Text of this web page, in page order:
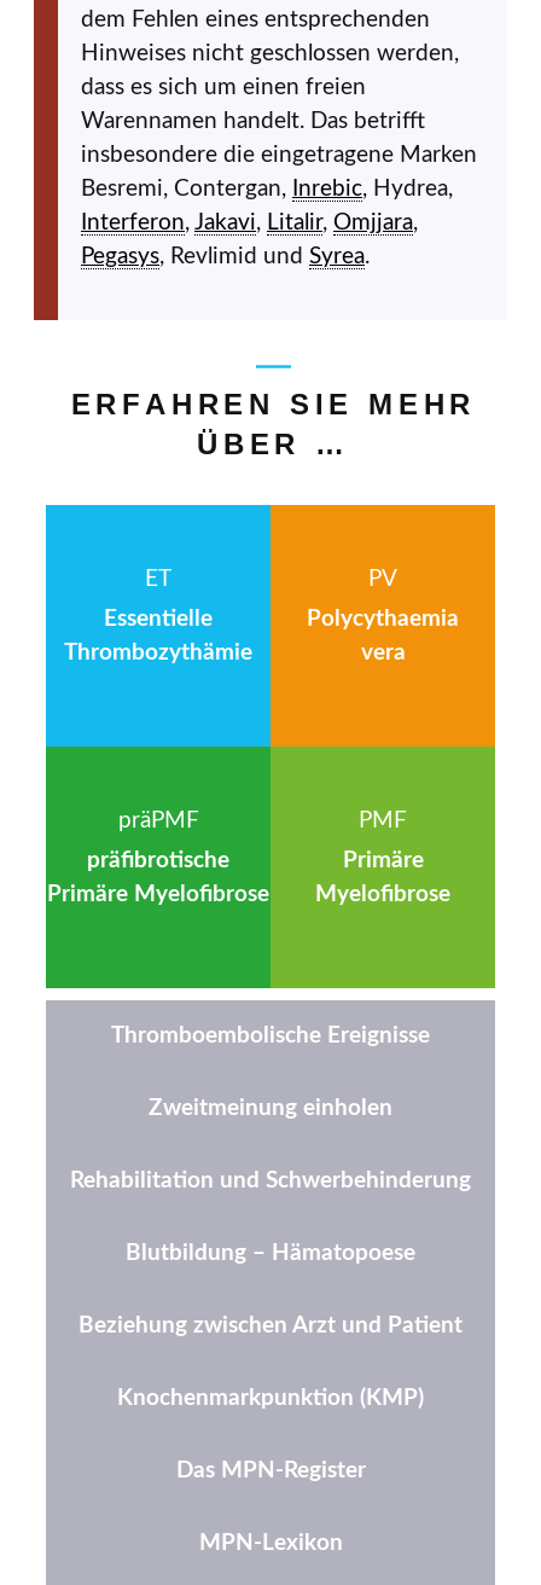
dem Fehlen eines entsprechenden
Hinweises nicht geschlossen werden,
dass es sich um einen freien
Warennamen handelt. Das betrifft
insbesondere die eingetragene Marken
Besremi, Contergan, Inrebic, Hydrea,
Interferon, Jakavi, Litalir, Omjjara,
Pegasys, Revlimid und Syrea.
ERFAHREN SIE MEHR
ÜBER …
ET
Essentielle
Thrombo­zythämie
PV
Polycyth­aemia
vera
präPMF
präfibrotische
Primäre Myelofibrose
­PMF
Primäre
Myelofibrose
Thromboembolische Ereignisse
Zweitmeinung einholen
Rehabilitation und Schwerbehinderung
Blutbildung – Hämatopoese
Beziehung zwischen Arzt und Patient
Knochenmarkpunktion (KMP)
Das MPN-Register
MPN-Lexikon